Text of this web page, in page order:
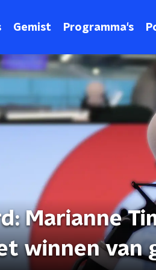
Gemist Programma's
Marianne
winnen van